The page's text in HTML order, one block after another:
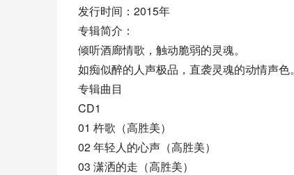
发行时间：2015年
专辑简介：
倾听酒廊情歌，触动脆弱的灵魂。
如痴似醉的人声极品，直袭灵魂的动情声色。
专辑曲目
CD1
01 杵歌（高胜美）
02 年轻人的心声（高胜美）
03 潇洒的走（高胜美）